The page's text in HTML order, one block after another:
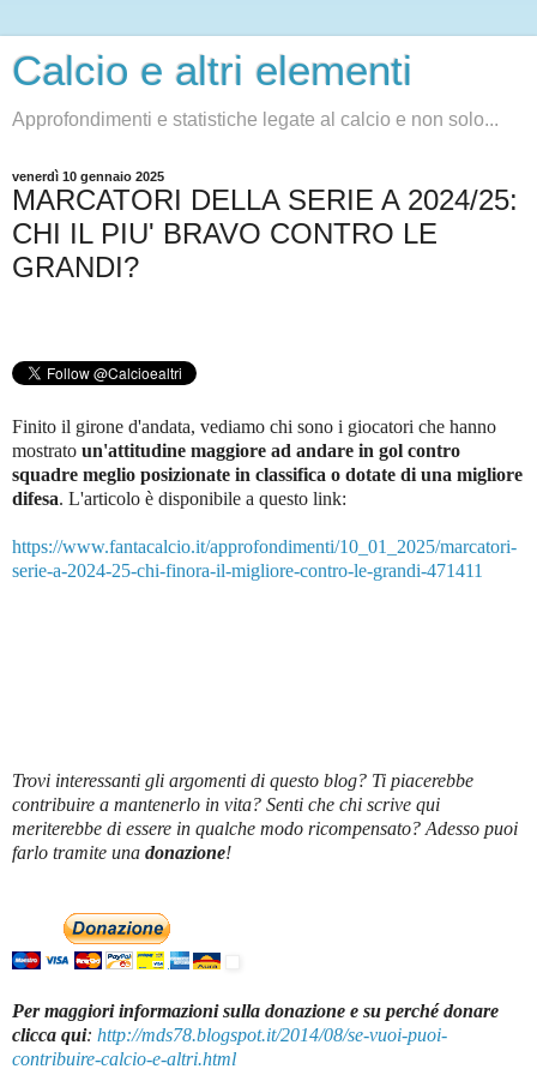
Calcio e altri elementi
Approfondimenti e statistiche legate al calcio e non solo...
venerdì 10 gennaio 2025
MARCATORI DELLA SERIE A 2024/25:
CHI IL PIU' BRAVO CONTRO LE
GRANDI?
Finito il girone d'andata, vediamo chi sono i giocatori che hanno
mostrato un'attitudine maggiore ad andare in gol contro
squadre meglio posizionate in classifica o dotate di una migliore
difesa. L'articolo è disponibile a questo link:
https://www.fantacalcio.it/approfondimenti/10_01_2025/marcatori-
serie-a-2024-25-chi-finora-il-migliore-contro-le-grandi-471411
Trovi interessanti gli argomenti di questo blog? Ti piacerebbe
contribuire a mantenerlo in vita? Senti che chi scrive qui
meriterebbe di essere in qualche modo ricompensato? Adesso puoi
farlo tramite una donazione!
Per maggiori informazioni sulla donazione e su perché donare
clicca qui: http://mds78.blogspot.it/2014/08/se-vuoi-puoi-
contribuire-calcio-e-altri.html